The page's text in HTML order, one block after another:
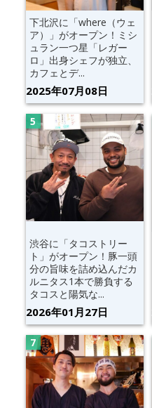
下北沢に「where（ウェ
ア）」がオープン！ミシ
ュラン一つ星「レガー
ロ」出身シェフが独立、
カフェとデ...
2025年07月08日
渋谷に「タコストリー
ト」がオープン！豚一頭
分の旨味を詰め込んだカ
ルニタス1本で勝負する
タコスと陽気な...
2026年01月27日